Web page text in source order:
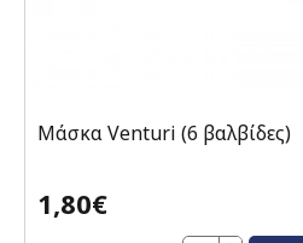
Μάσκα Venturi (6 βαλβίδες)
1,80€